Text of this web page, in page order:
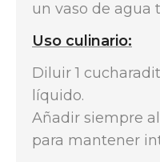
un vaso de agua
Uso culinario:
Diluir 1
líquido.
Añadir siempre
para mantener